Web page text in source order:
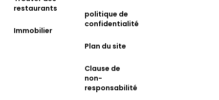
restaurants
Immobilier
politique de
confidentialité
Plan du site
Clause de
non-
responsabilité